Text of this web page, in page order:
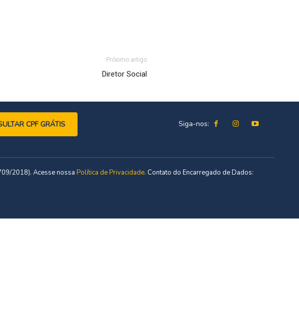
Próximo artigo
Diretor Social
CPF GRÁTIS Siga-nos:
2018). Acesse nossa Política de Privacidade. Contato do Encarregado de Dados: